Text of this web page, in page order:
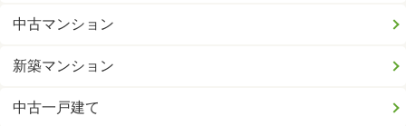
中古マンション
新築マンション
中古一戸建て